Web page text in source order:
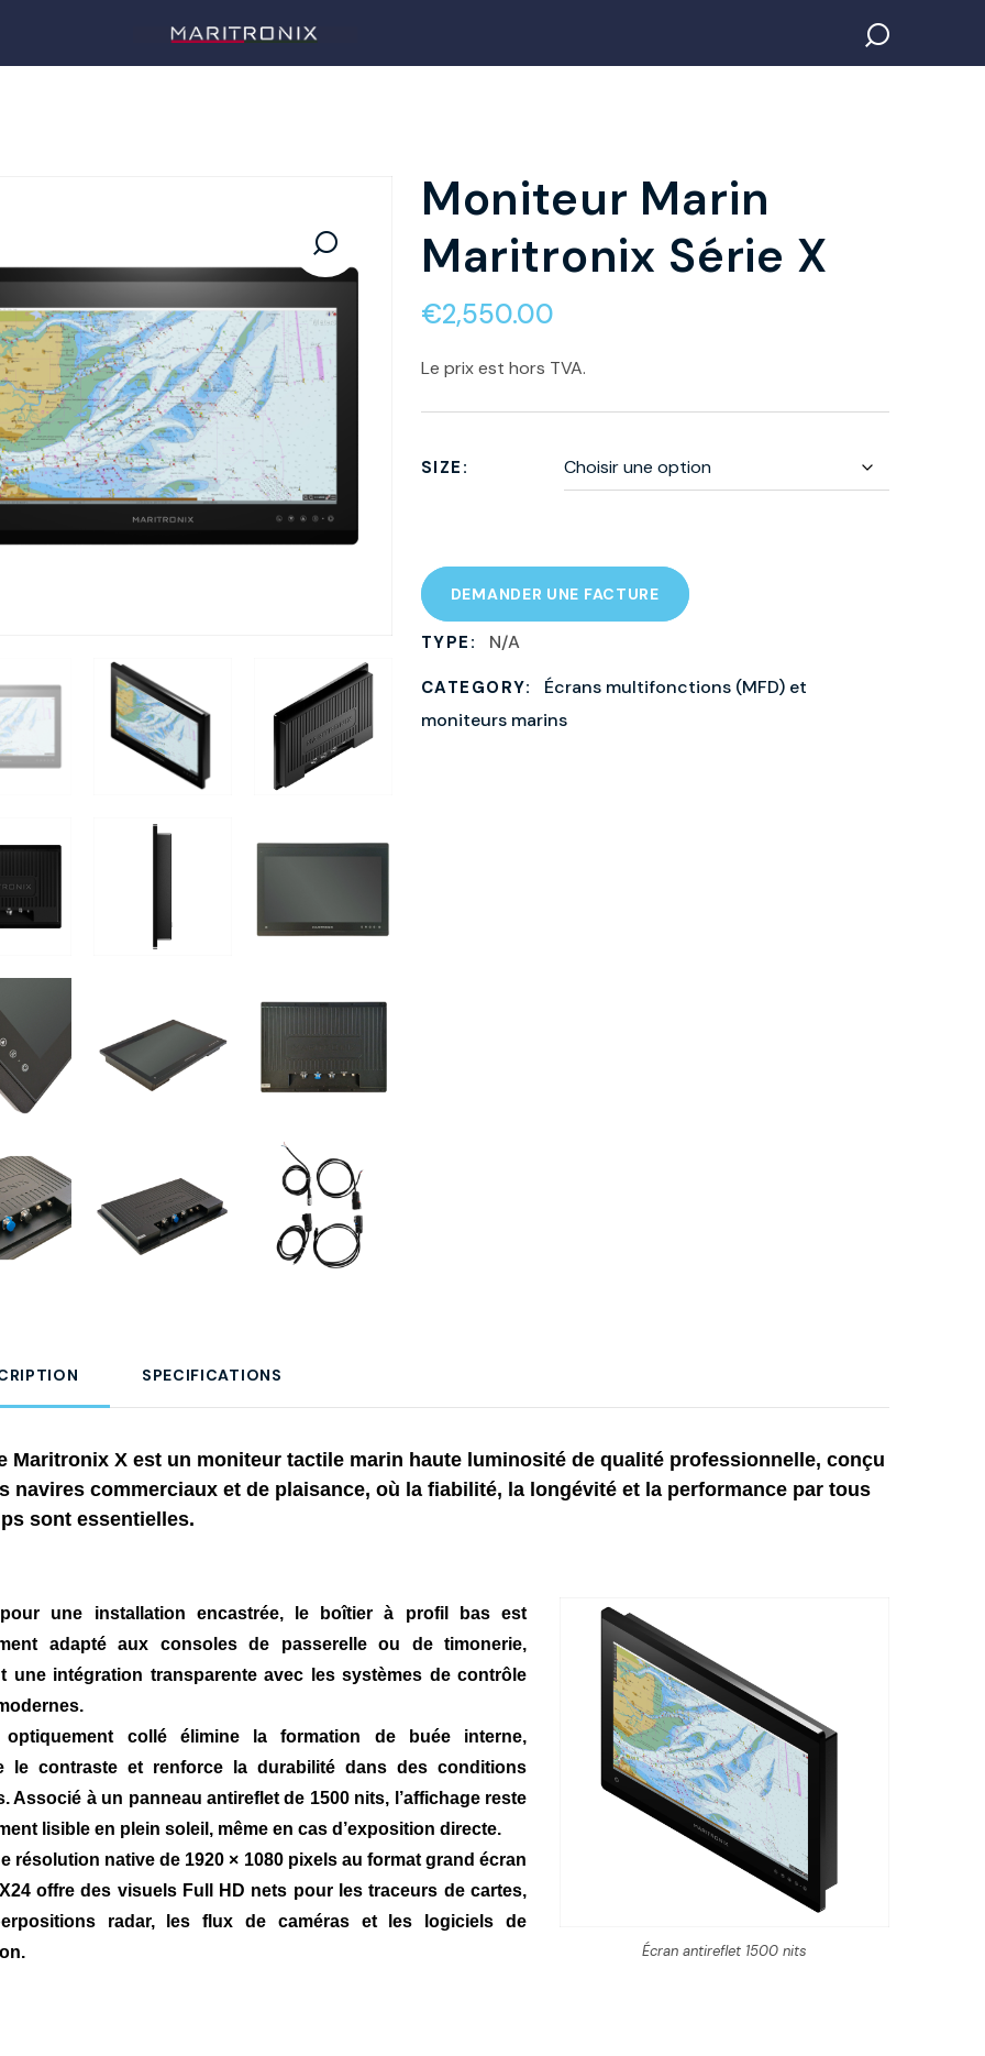
Moniteur Marin
Maritronix Série X
€2,550.00
Le prix est hors TVA.
SIZE
DEMANDER UNE FACTURE
TYPE: N/A
CATEGORY:
Écrans multifonctions (MFD) et
moniteurs marins
SPECIFICATIONS
Maritronix X est un moniteur tactile marin haute luminosité de qualité professionnelle, conçu
navires commerciaux et de plaisance, où la fiabilité, la longévité et la performance par tous
sont essentielles.
Écran antireflet 1500 nits
une installation encastrée, le boîtier à profil bas est
adapté aux consoles de passerelle ou de timonerie,
une intégration transparente avec les systèmes de contrôle
optiquement collé élimine la formation de buée interne,
le contraste et renforce la durabilité dans des conditions
Associé à un panneau antireflet de 1500 nits, l’affichage reste
lisible en plein soleil, même en cas d’exposition directe.
résolution native de 1920 × 1080 pixels au format grand écran
offre des visuels Full HD nets pour les traceurs de cartes,
radar, les flux de caméras et les logiciels de